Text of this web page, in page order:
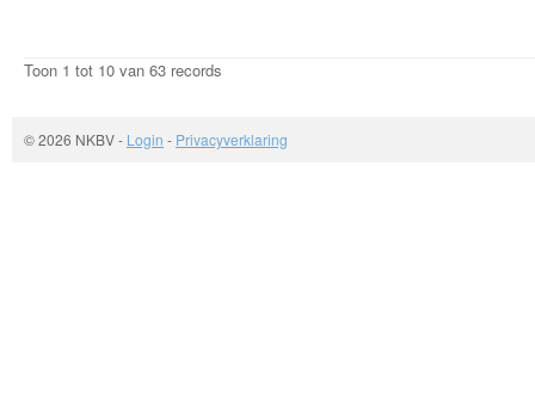
Toon 1 tot 10 van 63 records
© 2026 NKBV- Login - Privacyverklaring